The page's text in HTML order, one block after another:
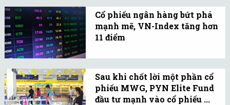
trước thuế của HDBank
đạt 5.818 tỉ đồng, tăng
Cổ phiếu ngân hàng bứt phá
mạnh mẽ, VN-Index tăng hơn
11 điểm
Việt Nam tiếp tục bứt phá
mạnh mẽ.
Sau khi chốt lời một phần cổ
phiếu MWG, PYN Elite Fund
đầu tư mạnh vào cổ phiếu ...